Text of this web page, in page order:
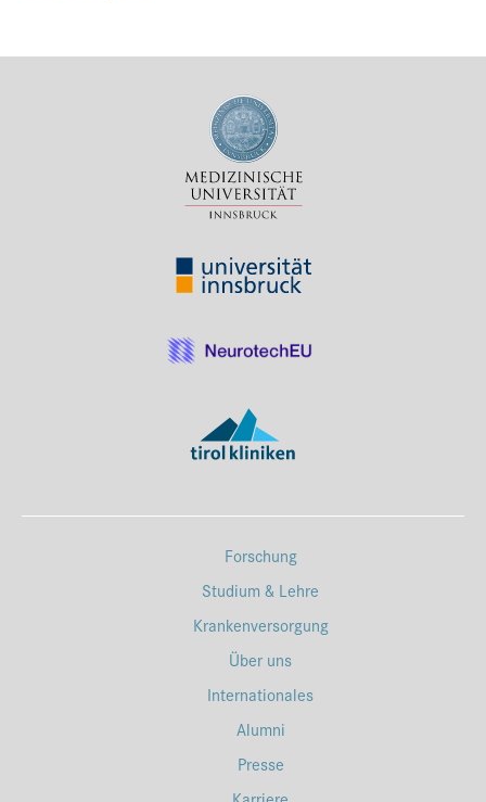
Forschung
Studium & Lehre
Krankenversorgung
Über uns
Internationales
Alumni
Presse